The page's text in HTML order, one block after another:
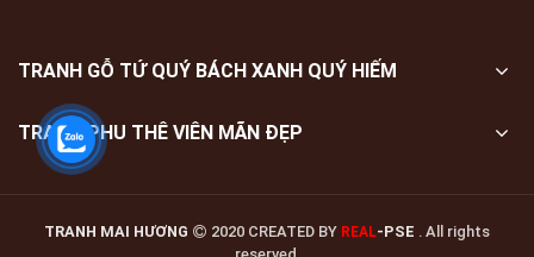
TRANH GỖ TỨ QUÝ BÁCH XANH QUÝ HIẾM
TRANH PHU THÊ VIÊN MÃN ĐẸP
TRANH MAI HƯƠNG 2020 CREATED BY REAL-PSE . All rights
reserved.